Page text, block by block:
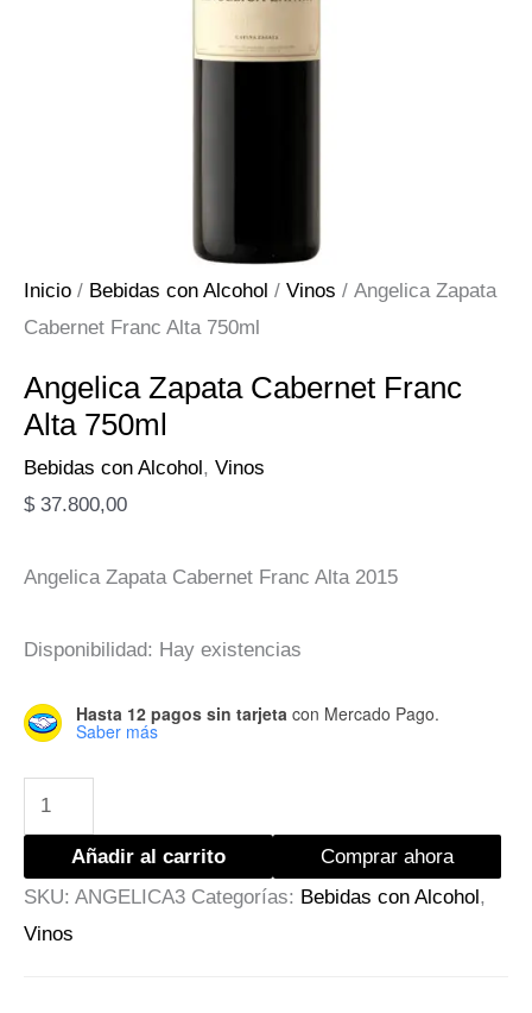
Inicio / Bebidas con Alcohol / Vinos / Angelica Zapata
Cabernet Franc Alta 750ml
Angelica Zapata Cabernet Franc
Alta 750ml
Bebidas con Alcohol, Vinos
$37.800,00
Angelica Zapata Cabernet Franc Alta 2015
Disponibilidad: Hay existencias
Hasta 12 pagos sin tarjeta con Mercado Pago.
Saber más
Añadir al carrito
Comprar ahora
SKU: ANGELICA3 Categorías: Bebidas con Alcohol,
Vinos